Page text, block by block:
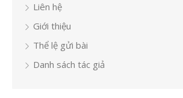
Liên hệ
Giới thiệu
Thể lệ gửi bài
Danh sách tác giả